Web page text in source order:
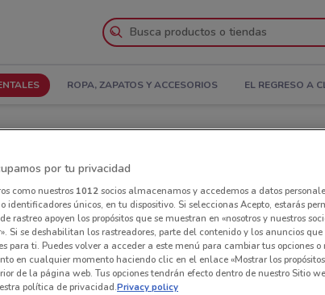
ROPA, ZAPATOS Y ACCESORIOS EL REGRESO A
Carranza
Carranza Tiendas Mail Boxes ETC en Venustiano Carranza
por tu privacidad
como nuestros 1012socios almacenamos y accedemos a datos
identificadores únicos, en tu dispositivo. Si seleccionas Acepto, estarás
rastreo apoyen los propósitos que se muestran en «nosotros y nuestros
Si se deshabilitan los rastreadores, parte del contenido y los anuncios
para ti. Puedes volver a acceder a este menú para cambiar tus opciones
en cualquier momento haciendo clic en el enlace «Mostrar los
de la página web. Tus opciones tendrán efecto dentro de nuestro Sitio
política de privacidad.Privacy policy